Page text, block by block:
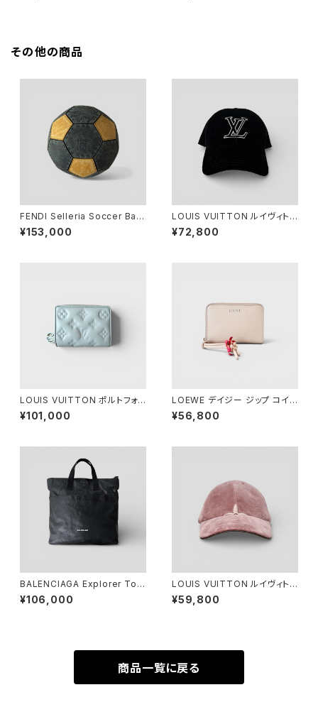
その他の商品
FENDI Selleria Soccer Ball
11/23 Leather Gray Yellow
¥153,000
LOUIS VUITTON ルイヴィトン
LV シグネチャー コーデュロイ
キャップ ブラック M M7784M
¥72,800
LOUIS VUITTON ポルトフォイ
ユ ルー ウォッシュドブルー
¥101,000
LOEWE デイジー ジップ コイン
パース ピンク
¥56,800
BALENCIAGA Explorer Tot
e Arena Lambskin Black
¥106,000
LOUIS VUITTON ルイヴィトン
LV タッチ キャップ ローズ L M7
790L
¥59,800
商品一覧に戻る